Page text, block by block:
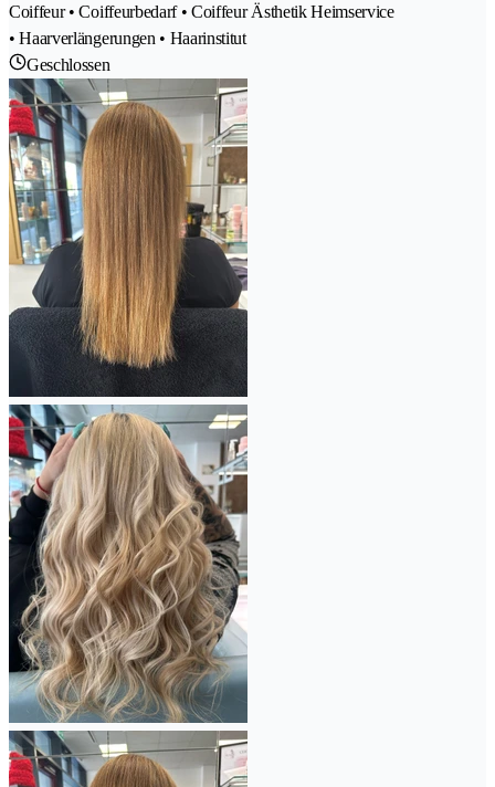
Coiffeur • Coiffeurbedarf • Coiffeur Ästhetik Heimservice
• Haarverlängerungen • Haarinstitut
Geschlossen